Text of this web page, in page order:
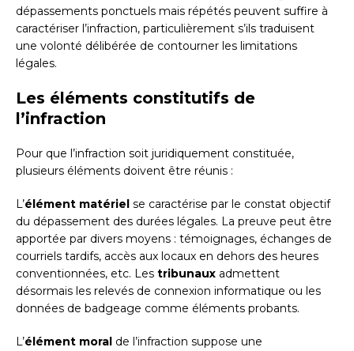
dépassements ponctuels mais répétés peuvent suffire à
caractériser l’infraction, particulièrement s’ils traduisent
une volonté délibérée de contourner les limitations
légales.
Les éléments constitutifs de
l’infraction
Pour que l’infraction soit juridiquement constituée,
plusieurs éléments doivent être réunis :
L’élément matériel se caractérise par le constat objectif
du dépassement des durées légales. La preuve peut être
apportée par divers moyens : témoignages, échanges de
courriels tardifs, accès aux locaux en dehors des heures
conventionnées, etc. Les tribunaux admettent
désormais les relevés de connexion informatique ou les
données de badgeage comme éléments probants.
L’élément moral de l’infraction suppose une